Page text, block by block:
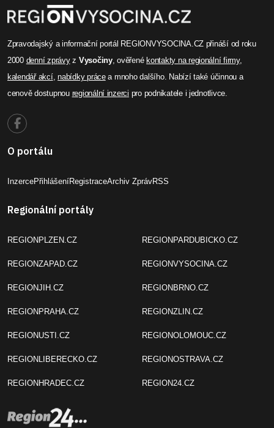
Zpravodajský a informační portál REGIONVYSOCINA.CZ přináší od roku
2000 denní zprávyz Vysočiny, ověřenékontakty na regionální firmy,
kalendář akcí,nabídky prácea mnoho dalšího. Nabízí také účinnou a
cenově dostupnou regionální inzerci pro podnikatele i jednotlivce.
O portálu
InzercePřihlášeníRegistraceArchiv ZprávRSS
Regionální portály
REGIONPLZEN.CZ
REGIONZAPAD.CZ
REGIONJIH.CZ
REGIONPRAHA.CZ
REGIONUSTI.CZ
REGIONLIBERECKO.CZ
REGIONHRADEC.CZ
REGIONPARDUBICKO.CZ
REGIONVYSOCINA.CZ
REGIONBRNO.CZ
REGIONZLIN.CZ
REGIONOLOMOUC.CZ
REGIONOSTRAVA.CZ
REGION24.CZ